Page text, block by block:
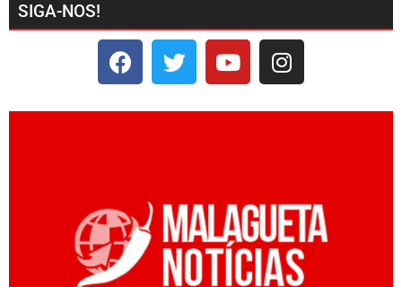
SIGA-NOS!